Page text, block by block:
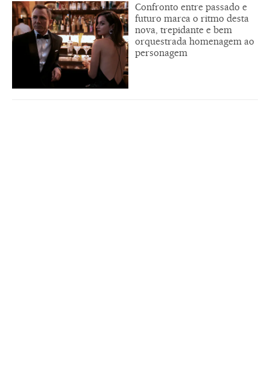
Confronto entre passado e
futuro marca o ritmo desta
nova, trepidante e bem
orquestrada homenagem ao
personagem